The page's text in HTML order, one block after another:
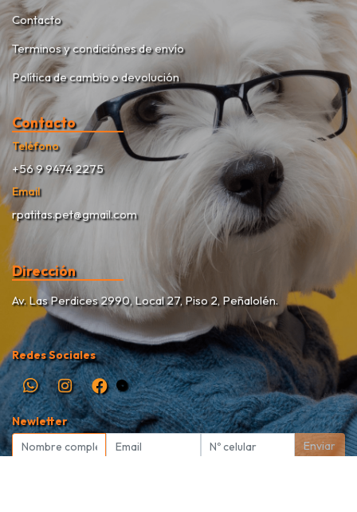
Contacto
Terminos y condiciónes de envío
Política de cambio o devolución
Contacto
Teléfono
+56 9 9474 2275
Email
rpatitas.pet@gmail.com
Dirección
Av. Las Perdices 2990, Local 27, Piso 2, Peñalolén.
Redes Sociales
Newletter
Enviar